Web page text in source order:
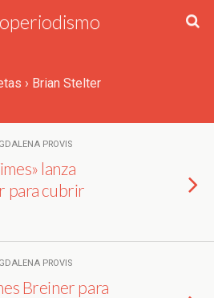
› Brian Stelter
PROVIS
lanza
para cubrir
PROVIS
Breiner para